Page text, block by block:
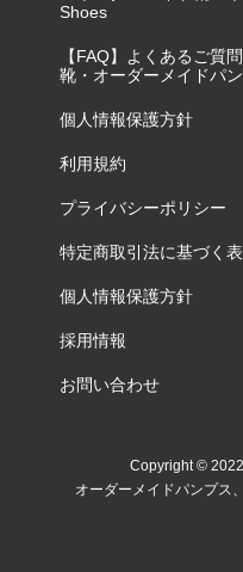
Shoes
【FAQ】よくあるご質
靴・オーダーメイドパ
個人情報保護方針
利用規約
プライバシーポリシー
特定商取引法に基づく
個人情報保護方針
採用情報
お問い合わせ
Copyright © 2022
オーダーメイドパンプス